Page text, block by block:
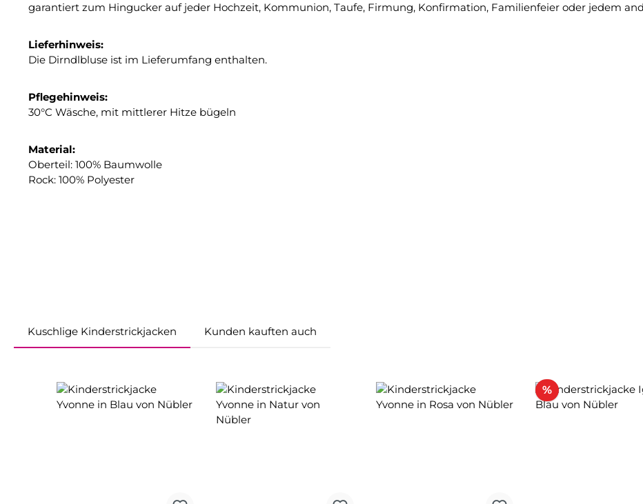
garantiert zum Hingucker auf jeder Hochzeit, Kommunion, Taufe, Firmung, Konfirmation, Familienfeier oder jedem
Lieferhinweis:
Die Dirndlbluse ist im Lieferumfang enthalten.
Pflegehinweis:
30°C Wäsche, mit mittlerer Hitze bügeln
Material:
Oberteil: 100% Baumwolle
Rock: 100% Polyester
Kuschlige Kinderstrickjacken Kunden kauften auch
%Rabatt